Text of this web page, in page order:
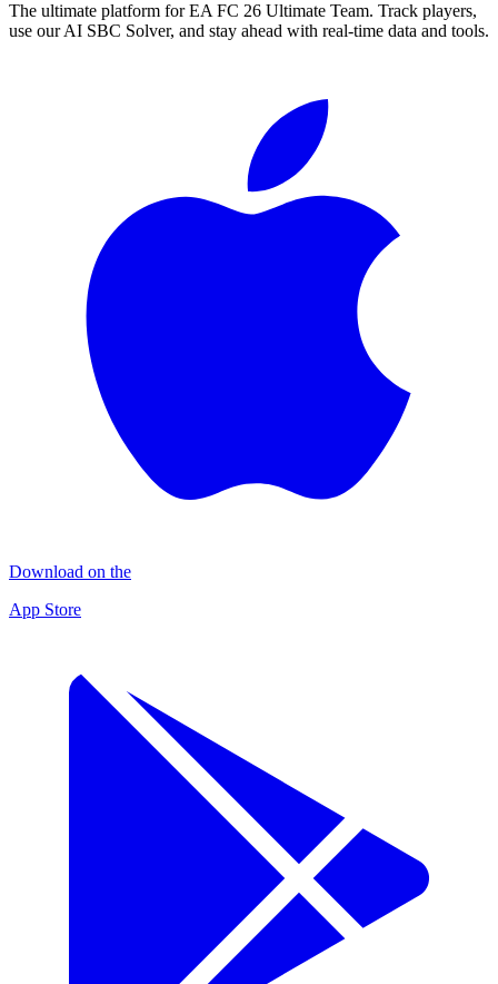
The ultimate platform for EA FC 26 Ultimate Team. Track players,
use our AI SBC Solver, and stay ahead with real-time data and tools.
Download on the
App Store